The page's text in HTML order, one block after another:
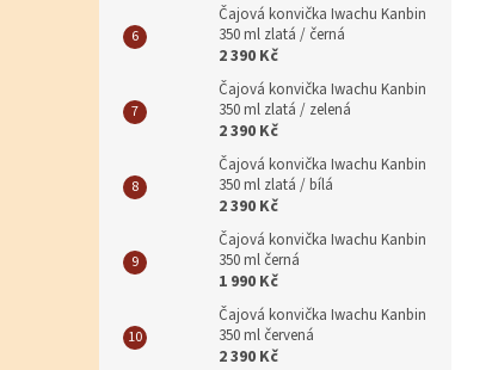
Čajová konvička Iwachu Kanbin
350 ml zlatá / černá
2 390 Kč
Čajová konvička Iwachu Kanbin
350 ml zlatá / zelená
2 390 Kč
Čajová konvička Iwachu Kanbin
350 ml zlatá / bílá
2 390 Kč
Čajová konvička Iwachu Kanbin
350 ml černá
1 990 Kč
Čajová konvička Iwachu Kanbin
350 ml červená
2 390 Kč